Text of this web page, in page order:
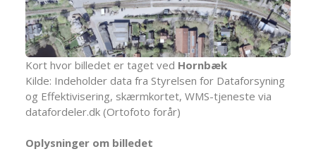
Kort hvor billedet er taget ved Hornbæk
Kilde: Indeholder data fra Styrelsen for Dataforsyning
og Effektivisering, skærmkortet, WMS-tjeneste via
datafordeler.dk (Ortofoto forår)
Oplysninger om billedet